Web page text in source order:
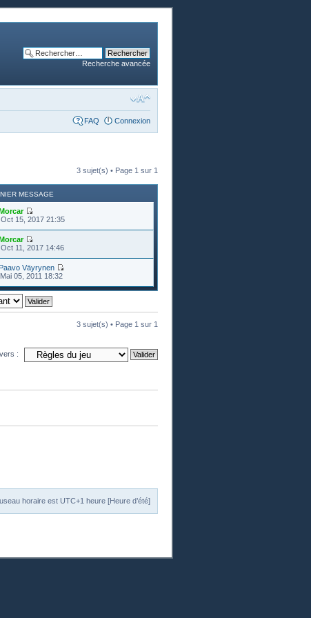
Recherche avancée
FAQ Connexion
3 sujet(s) • Page 1 sur 1
MESSAGE
Oct 15, 2017 21:35
11, 2017 14:46
Paavo Väyrynen
05, 2011 18:32
3 sujet(s) • Page 1 sur 1
:
horaire est UTC+1 heure [Heure d’été]